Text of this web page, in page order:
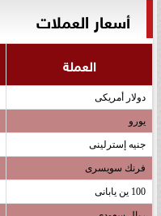
أسعار العملات
العملة
دولار أمريكى
يورو
جنيه إسترلينى
فرنك سويسرى
100 ين يابانى